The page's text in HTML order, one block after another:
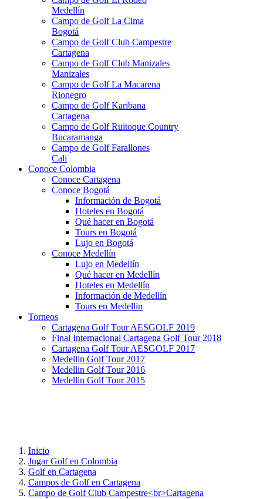
Medellín
Campo de Golf La Cima
Bogotá
Campo de Golf Club Campestre
Cartagena
Campo de Golf Club Manizales
Manizales
Campo de Golf La Macarena
Rionegro
Campo de Golf Karibana
Cartagena
Campo de Golf Ruitoque Country
Bucaramanga
Campo de Golf Farallones
Cali
Conoce Colombia
Conoce Cartagena
Conoce Bogotá
Información de Bogotá
Hoteles en Bogotá
Qué hacer en Bogotá
Tours en Bogotá
Lujo en Bogotá
Conoce Medellín
Lujo en Medellín
Qué hacer en Medellín
Hoteles en Medellín
Información de Medellín
Tours en Medellin
Torneos
Cartagena Golf Tour AESGOLF 2019
Final Internacional Cartagena Golf Tour 2018
Cartagena Golf Tour AESGOLF 2017
Medellin Golf Tour 2017
Medellin Golf Tour 2016
Medellin Golf Tour 2015
Inicio
Jugar Golf en Colombia
Golf en Cartagena
Campos de Golf en Cartagena
Campo de Golf Club Campestre<br>Cartagena